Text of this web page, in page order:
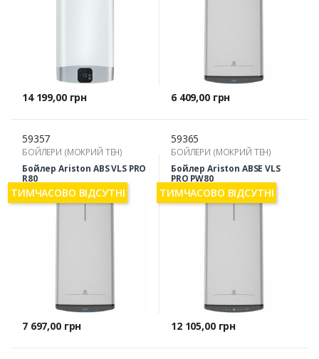
Ціна
14 199,00 грн Ціна
6 409,00 грн
59357
БОЙЛЕРИ (МОКРИЙ ТЕН)
Бойлер Ariston ABS VLS PRO
R80
Ціна
7 697,00 грн
ТИМЧАСОВО ВІДСУТНІ
59365
БОЙЛЕРИ (МОКРИЙ ТЕН)
Бойлер Ariston ABSE VLS
PRO PW80
Ціна
12 105,00 грн
ТИМЧАСОВО ВІДСУТНІ